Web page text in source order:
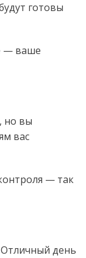
готовы
— ваше
но вы
вас
— так
день